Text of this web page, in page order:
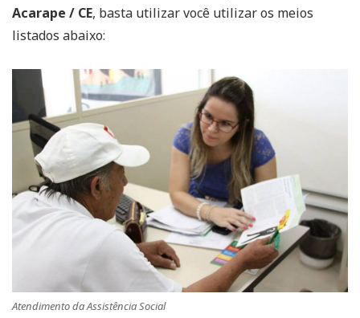
Acarape / CE, basta utilizar você utilizar os meios
listados abaixo:
Atendimento da Assistência Social